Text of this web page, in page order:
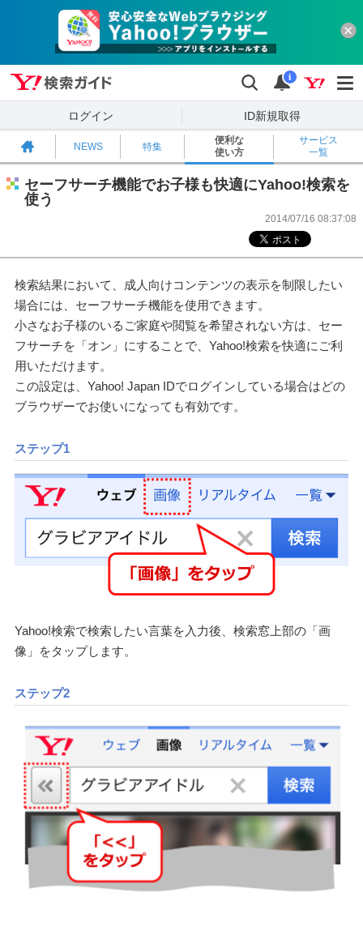
検索 通知
i
ログイン ID新規取得
NEWS 特集
便利な
使い方
サービス
一覧
セーフサーチ機能でお子様も快適にYahoo!検索を
使う
2014/07/16 08:37:08
検索結果において、成人向けコンテンツの表示を制限したい
場合には、セーフサーチ機能を使用できます。
小さなお子様のいるご家庭や閲覧を希望されない方は、セー
フサーチを「オン」にすることで、Yahoo!検索を快適にご利
用いただけます。
この設定は、Yahoo! Japan IDでログインしている場合はどの
ブラウザーでお使いになっても有効です。
ステップ1
Yahoo!検索で検索したい言葉を入力後、検索窓上部の「画
像」をタップします。
ステップ2